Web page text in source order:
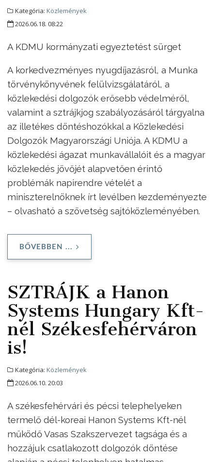
Kategória: Közlemények
2026.06.18. 08:22
A KDMU kormányzati egyeztetést sürget
A korkedvezményes nyugdíjazásról, a Munka
törvénykönyvének felülvizsgálatáról, a
közlekedési dolgozók erősebb védelméről,
valamint a sztrájkjog szabályozásáról tárgyalna
az illetékes döntéshozókkal a Közlekedési
Dolgozók Magyarországi Uniója. A KDMU a
közlekedési ágazat munkavállalóit és a magyar
közlekedés jövőjét alapvetően érintő
problémák napirendre vételét a
miniszterelnöknek írt levélben kezdeményezte
– olvasható a szövetség sajtóközleményében.
BŐVEBBEN ...
SZTRÁJK a Hanon
Systems Hungary Kft-
nél Székesfehérváron
is!
Kategória: Közlemények
2026.06.10. 20:03
A székesfehérvári és pécsi telephelyeken
termelő dél-koreai Hanon Systems Kft-nél
működő Vasas Szakszervezet tagsága és a
hozzájuk csatlakozott dolgozók döntése